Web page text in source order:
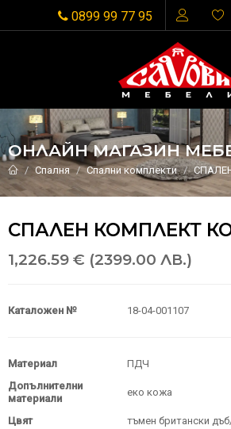
0899 99 77 95
ОНЛАЙН МАГАЗИН
Спалня Спални комплекти
СПАЛЕН КОМПЛЕКТ
1,226.59 € (2399.00 ЛВ.)
Каталожен № 18-04-001107
Материал
ПДЧ
Допълнителни
материали
еко кожа
Цвят
тъмен британски